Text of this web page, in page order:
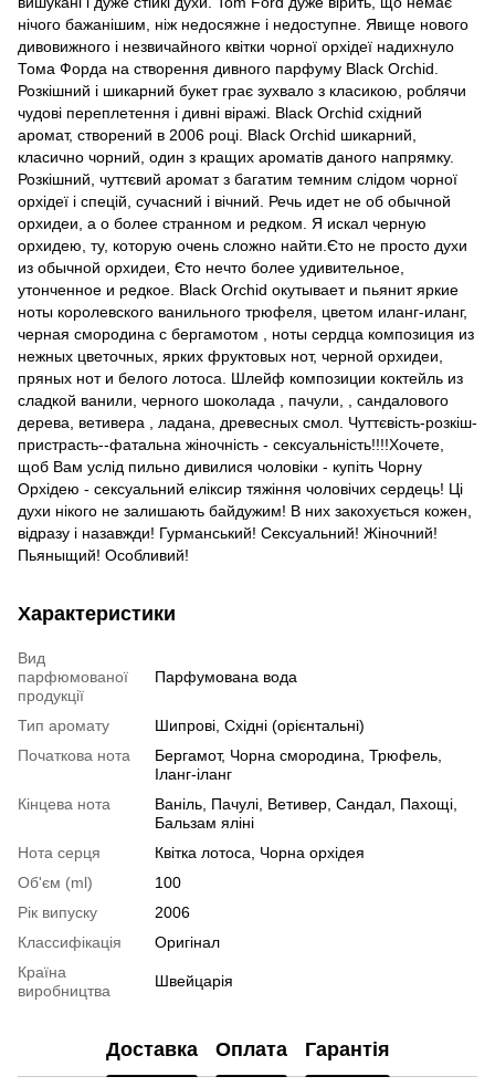
нічого бажанішим, ніж недосяжне і недоступне. Явище нового
дивовижного і незвичайного квітки чорної орхідеї надихнуло
Тома Форда на створення дивного парфуму Black Orchid.
Розкішний і шикарний букет грає зухвало з класикою, роблячи
чудові переплетення і дивні віражі. Black Orchid східний
аромат, створений в 2006 році. Black Orchid шикарний,
класично чорний, один з кращих ароматів даного напрямку.
Розкішний, чуттєвий аромат з багатим темним слідом чорної
орхідеї і спецій, сучасний і вічний. Речь идет не об обычной
орхидеи, а о более странном и редком. Я искал черную
орхидею, ту, которую очень сложно найти.Єто не просто духи
из обычной орхидеи, Єто нечто более удивительное,
утонченное и редкое. Black Orchid окутывает и пьянит яркие
ноты королевского ванильного трюфеля, цветом иланг-иланг,
черная смородина с бергамотом , ноты сердца композиция из
нежных цветочных, ярких фруктовых нот, черной орхидеи,
пряных нот и белого лотоса. Шлейф композиции коктейль из
сладкой ванили, черного шоколада , пачули, , сандалового
дерева, ветивера , ладана, древесных смол. Чуттєвість-розкіш-
пристрасть--фатальна жіночність - сексуальність!!!!Хочете,
щоб Вам услід пильно дивилися чоловіки - купіть Чорну
Орхідею - сексуальний еліксир тяжіння чоловічих сердець! Ці
духи нікого не залишають байдужим! В них закохується кожен,
відразу і назавжди! Гурманський! Сексуальний! Жіночний!
Пьяныщий! Особливий!
Характеристики
Вид
парфюмованої
продукції
Парфумована вода
Тип аромату
Шипрові, Східні (орієнтальні)
Початкова нота
Бергамот, Чорна смородина, Трюфель,
Іланг-іланг
Кінцева нота
Ваніль, Пачулі, Ветивер, Сандал, Пахощі,
Бальзам яліні
Нота серця
Квітка лотоса, Чорна орхідея
Об'єм (ml)
100
Рік випуску
2006
Классифікація
Оригінал
Країна
виробництва
Швейцарія
Доставка Оплата Гарантія